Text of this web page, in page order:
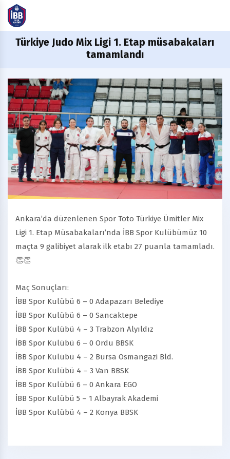
Türkiye Judo Mix Ligi 1. Etap müsabakaları
tamamlandı
Ankara’da düzenlenen Spor Toto Türkiye Ümitler Mix
Ligi 1. Etap Müsabakaları’nda İBB Spor Kulübümüz 10
maçta 9 galibiyet alarak ilk etabı 27 puanla tamamladı.
👏👏
Maç Sonuçları:
İBB Spor Kulübü 6 – 0 Adapazarı Belediye
İBB Spor Kulübü 6 – 0 Sancaktepe
İBB Spor Kulübü 4 – 3 Trabzon Alyıldız
İBB Spor Kulübü 6 – 0 Ordu BBSK
İBB Spor Kulübü 4 – 2 Bursa Osmangazi Bld.
İBB Spor Kulübü 4 – 3 Van BBSK
İBB Spor Kulübü 6 – 0 Ankara EGO
İBB Spor Kulübü 5 – 1 Albayrak Akademi
İBB Spor Kulübü 4 – 2 Konya BBSK